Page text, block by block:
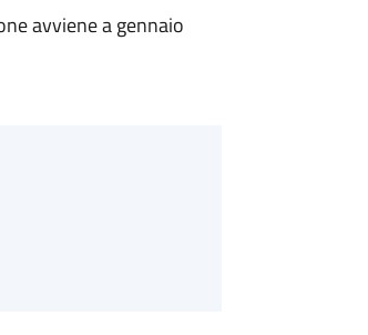
avviene a gennaio